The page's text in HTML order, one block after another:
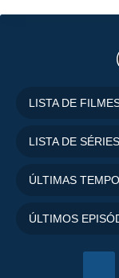
LISTA DE
LISTA DE SÉRIES
ÚLTIMAS
ÚLTIMOS